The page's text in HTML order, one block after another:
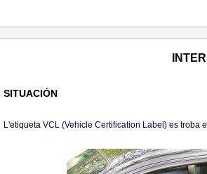
SITUACIÓN
L'etiquetaVCL (Vehicle Certification Label) es troba